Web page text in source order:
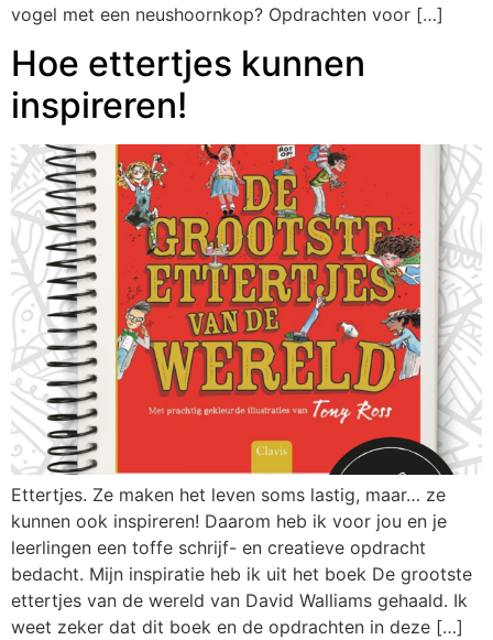
vogel met een neushoornkop? Opdrachten voor […]
Hoe ettertjes kunnen
inspireren!
Ettertjes. Ze maken het leven soms lastig, maar… ze
kunnen ook inspireren! Daarom heb ik voor jou en je
leerlingen een toffe schrijf- en creatieve opdracht
bedacht. Mijn inspiratie heb ik uit het boek De grootste
ettertjes van de wereld van David Walliams gehaald. Ik
weet zeker dat dit boek en de opdrachten in deze […]